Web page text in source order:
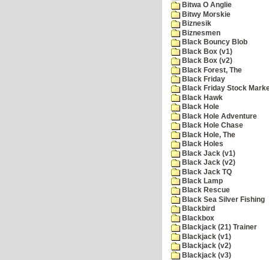
Bitwa O Anglie
Bitwy Morskie
Biznesik
Biznesmen
Black Bouncy Blob
Black Box (v1)
Black Box (v2)
Black Forest, The
Black Friday
Black Friday Stock
Black Hawk
Black Hole
Black Hole Adventure
Black Hole Chase
Black Hole, The
Black Holes
Black Jack (v1)
Black Jack (v2)
Black Jack TQ
Black Lamp
Black Rescue
Black Sea Silver Fishing
Blackbird
Blackbox
Blackjack (21) Trainer
Blackjack (v1)
Blackjack (v2)
Blackjack (v3)